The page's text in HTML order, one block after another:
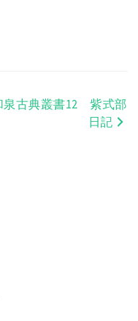
泉古典叢書12 紫式部
日記